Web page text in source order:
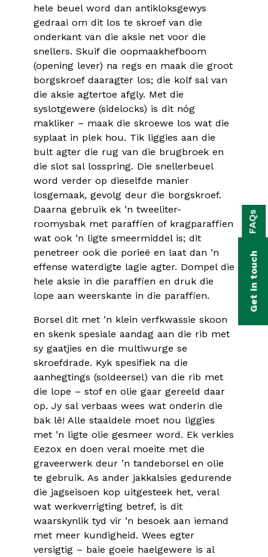
hele beuel word dan antikloksgewys
gedraai om dit los te skroef van die
onderkant van die aksie net voor die
snellers. Skuif die oopmaakhefboom
(opening lever) na regs en maak die groot
borgskroef daaragter los; die kolf sal van
die aksie agtertoe afgly. Met die
syslotgewere (sidelocks) is dit nóg
makliker – maak die skroewe los wat die
syplaat in plek hou. Tik liggies aan die
bult agter die rug van die brugbroek en
die slot sal losspring. Die snellerbeuel
word verder op dieselfde manier
losgemaak, gevolg deur die borgskroef.
Daarna gebruik ek ’n tweeliter-
roomysbak met paraffien of kragparaffien
wat ook ’n ligte smeermiddel is; dit
penetreer ook die porieë en laat dan ’n
effense waterdigte lagie agter. Dompel die
hele aksie in die paraffien en druk die
lope aan weerskante in die paraffien.
Borsel dit met ’n klein verfkwassie skoon
en skenk spesiale aandag aan die rib met
sy gaatjies en die multiwurge se
skroefdrade. Kyk spesifiek na die
aanhegtings (soldeersel) van die rib met
die lope – stof en olie gaar gereeld daar
op. Jy sal verbaas wees wat onderin die
bak lê! Alle staaldele moet nou liggies
met ’n ligte olie gesmeer word. Ek verkies
Eezox en doen veral moeite met die
graveerwerk deur ’n tandeborsel en olie
te gebruik. As ander jakkalsies gedurende
die jagseisoen kop uitgesteek het, veral
wat werkverrigting betref, is dit
waarskynlik tyd vir ’n besoek aan iemand
met meer kundigheid. Wees egter
versigtig – baie goeie haelgewere is al
Get in touch
FAQs